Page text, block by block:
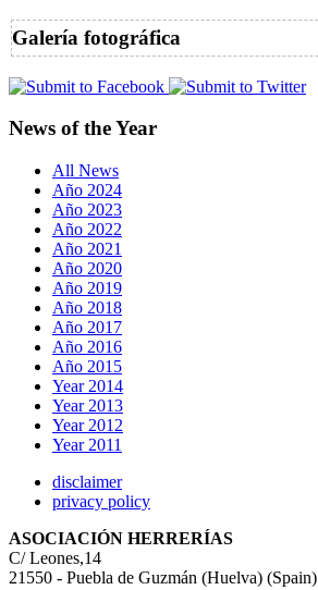
Galería fotográfica
News of the Year
All News
Año 2024
Año 2023
Año 2022
Año 2021
Año 2020
Año 2019
Año 2018
Año 2017
Año 2016
Año 2015
Year 2014
Year 2013
Year 2012
Year 2011
disclaimer
privacy policy
ASOCIACIÓN HERRERÍAS
C/ Leones,14
21550 - Puebla de Guzmán (Huelva) (Spain)